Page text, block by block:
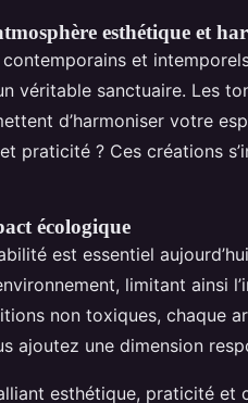
esthétique et
et
véritable sanctuaire. Les
d’harmoniser votre
praticité ? Ces créations
écologique
est essentiel
limitant ainsi
non toxiques, chaque
ajoutez une dimension
esthétique, praticité et